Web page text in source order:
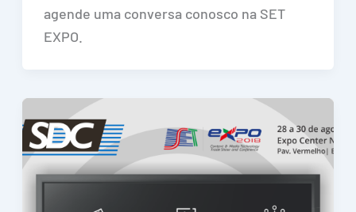
agende uma conversa conosco na SET
EXPO.